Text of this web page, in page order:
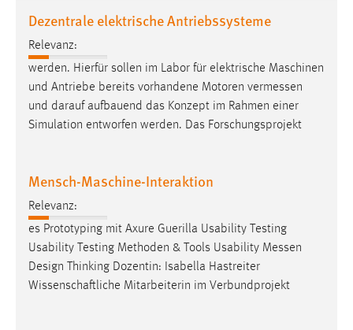
Dezentrale elektrische Antriebssysteme
Relevanz:
werden. Hierfür sollen im Labor für elektrische Maschinen
und Antriebe bereits vorhandene Motoren vermessen
und darauf aufbauend das Konzept im Rahmen einer
Simulation entworfen werden. Das Forschungsprojekt
Mensch-Maschine-Interaktion
Relevanz:
es Prototyping mit Axure Guerilla Usability Testing
Usability Testing Methoden & Tools Usability Messen
Design Thinking Dozentin: Isabella Hastreiter
Wissenschaftliche Mitarbeiterin im Verbundprojekt
Performance
Name:
staticfilecache
Zweck:
Für performante Seitenauslieferung wird in diesem Cookie
gespeichert, ob man eingeloggt ist.
Name:
site-language-preference
Zweck:
Das Cookie speichert die gewählte Sprache der Website.
Cookie Laufzeit: